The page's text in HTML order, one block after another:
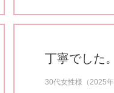
丁寧でした。
30代女性様（2025年